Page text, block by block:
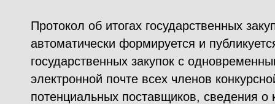
Протокол об итогах государственных
автоматически формируется и
государственных закупок с
электронной почте всех членов
потенциальных поставщиков, сведения